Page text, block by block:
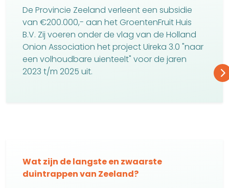
De Provincie Zeeland verleent een subsidie
van €200.000,- aan het GroentenFruit Huis
B.V. Zij voeren onder de vlag van de Holland
Onion Association het project Uireka 3.0 "naar
een volhoudbare uienteelt" voor de jaren
2023 t/m 2025 uit.
Wat zijn de langste en zwaarste
duintrappen van Zeeland?